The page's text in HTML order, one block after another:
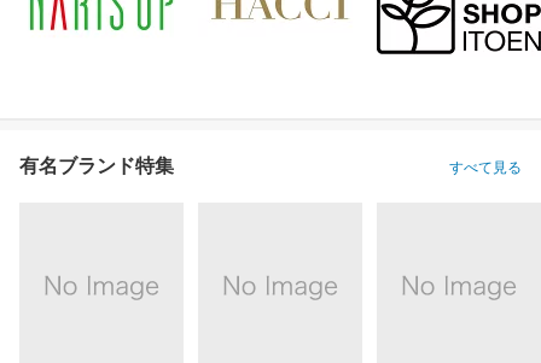
有名ブランド特集 すべて見る